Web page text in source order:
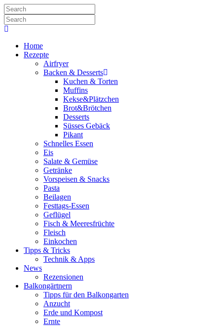
Home
Rezepte
Airfryer
Backen & Desserts
Kuchen & Torten
Muffins
Kekse&Plätzchen
Brot&Brötchen
Desserts
Süsses Gebäck
Pikant
Schnelles Essen
Eis
Salate & Gemüse
Getränke
Vorspeisen & Snacks
Pasta
Beilagen
Festtags-Essen
Geflügel
Fisch & Meeresfrüchte
Fleisch
Einkochen
Tipps & Tricks
Technik & Apps
News
Rezensionen
Balkongärtnern
Tipps für den Balkongarten
Anzucht
Erde und Kompost
Ernte